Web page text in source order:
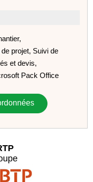
projet, Suivi de
et devis,
Pack Office